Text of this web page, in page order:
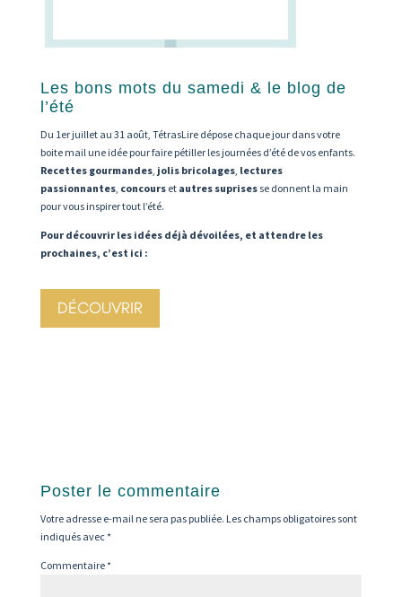
Les bons mots du samedi & le blog de
l’été
Du 1er juillet au 31 août, TétrasLire dépose chaque jour dans votre
boite mail une idée pour faire pétiller les journées d’été de vos enfants.
Recettes gourmandes, jolis bricolages, lectures
passionnantes, concourset autres suprisesse donnent la main
pour vous inspirer tout l’été.
Pour découvrir les idées déjà dévoilées, et attendre les
prochaines, c’est ici :
DÉCOUVRIR
Poster le commentaire
Votre adresse e-mail ne sera pas publiée. Les champs obligatoires sont
indiqués avec*
Commentaire*